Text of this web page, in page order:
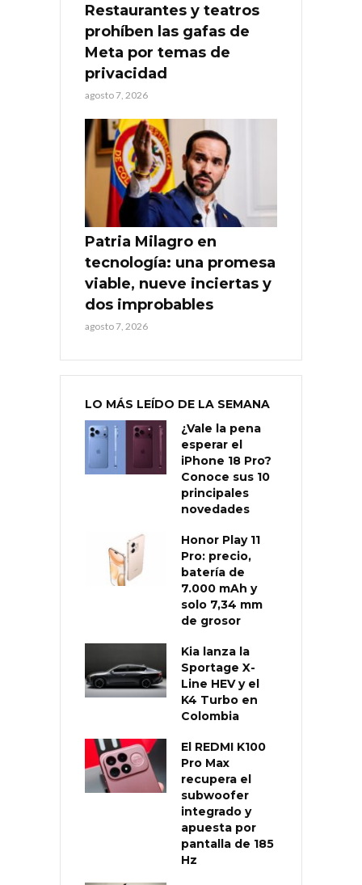
Restaurantes y teatros
prohíben las gafas de
Meta por temas de
privacidad
agosto 7, 2026
Patria Milagro en
tecnología: una promesa
viable, nueve inciertas y
dos improbables
agosto 7, 2026
LO MÁS LEÍDO DE LA SEMANA
¿Vale la pena
esperar el
iPhone 18 Pro?
Conoce sus 10
principales
novedades
Honor Play 11
Pro: precio,
batería de
7.000 mAh y
solo 7,34 mm
de grosor
Kia lanza la
Sportage X-
Line HEV y el
K4 Turbo en
Colombia
El REDMI K100
Pro Max
recupera el
subwoofer
integrado y
apuesta por
pantalla de 185
Hz